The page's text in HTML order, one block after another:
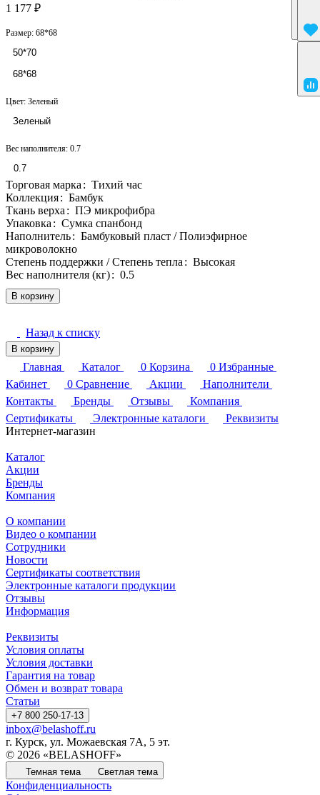
В корзину
1 177 ₽
Размер: 68*68
50*70
68*68
Цвет: Зеленый
Зеленый
Вес наполнителя: 0.7
0.7
Торговая марка : Тихий час
Коллекция: Бамбук
Ткань верха : ПЭ микрофибра
Упаковка : Сумка спанбонд
Наполнитель: Бамбуковый пласт / Полиэфирное
микроволокно
Степень поддержки / Степень тепла : Высокая
Вес наполнителя (кг): 0.5
Назад к списку
В корзину
Главная Каталог 0 Корзина 0 Избранные
Кабинет
0 Сравнение Акции
Наполнители
Контакты
Бренды Отзывы
Компания
Сертификаты
Электронные каталоги
Реквизиты
Интернет-магазин
Каталог
Акции
Бренды
Компания
О компании
Видео о компании
Сотрудники
Новости
Сертификаты соответствия
Электронные каталоги продукции
Отзывы
Информация
Реквизиты
Условия оплаты
Условия доставки
Гарантия на товар
Обмен и возврат товара
Статьи
+7 800 250-17-13
inbox@belashoff.ru
г. Курск, ул. Можаевская 7А, 5 эт.
© 2026 «BELASHOFF»
Темная тема Светлая тема
Конфиденциальность